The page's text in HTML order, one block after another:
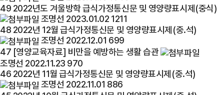
49 2022년도 겨울방학 급식가정통신문 및 영양량표시제(중식)
조명선 2023.01.02 1211
48 2022년 12월 급식가정통신문 및 영양량표시제(중.석)
조명선 2022.12.01 699
47 [영양교육자료] 비만을 예방하는 생활 습관
조명선 2022.11.23 970
46 2022년 11월 급식가정통신문 및 영양량표시제(중.석)
조명선 2022.11.01 886